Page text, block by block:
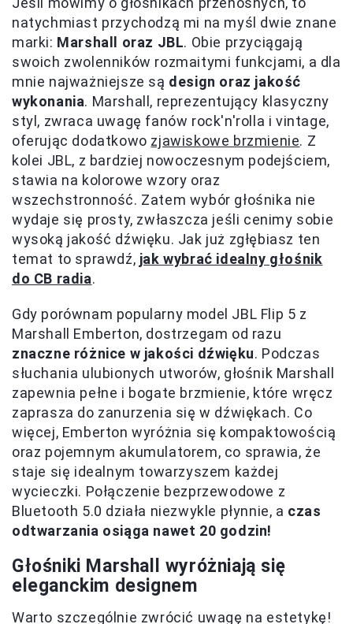
natychmiast przychodzą mi na myśl dwie znane
marki: Marshall oraz JBL. Obie przyciągają
swoich zwolenników rozmaitymi funkcjami, a dla
mnie najważniejsze są design oraz jakość
wykonania. Marshall, reprezentujący klasyczny
styl, zwraca uwagę fanów rock'n'rolla i vintage,
oferując dodatkowo zjawiskowe brzmienie. Z
kolei JBL, z bardziej nowoczesnym podejściem,
stawia na kolorowe wzory oraz
wszechstronność. Zatem wybór głośnika nie
wydaje się prosty, zwłaszcza jeśli cenimy sobie
wysoką jakość dźwięku. Jak już zgłębiasz ten
temat to sprawdź, jak wybrać idealny głośnik
do CB radia.
Gdy porównam popularny model JBL Flip 5 z
Marshall Emberton, dostrzegam od razu
znaczne różnice w jakości dźwięku. Podczas
słuchania ulubionych utworów, głośnik Marshall
zapewnia pełne i bogate brzmienie, które wręcz
zaprasza do zanurzenia się w dźwiękach. Co
więcej, Emberton wyróżnia się kompaktowością
oraz pojemnym akumulatorem, co sprawia, że
staje się idealnym towarzyszem każdej
wycieczki. Połączenie bezprzewodowe z
Bluetooth 5.0 działa niezwykle płynnie, a czas
odtwarzania osiąga nawet 20 godzin!
Głośniki Marshall wyróżniają się
eleganckim designem
Warto szczególnie zwrócić uwagę na estetykę!